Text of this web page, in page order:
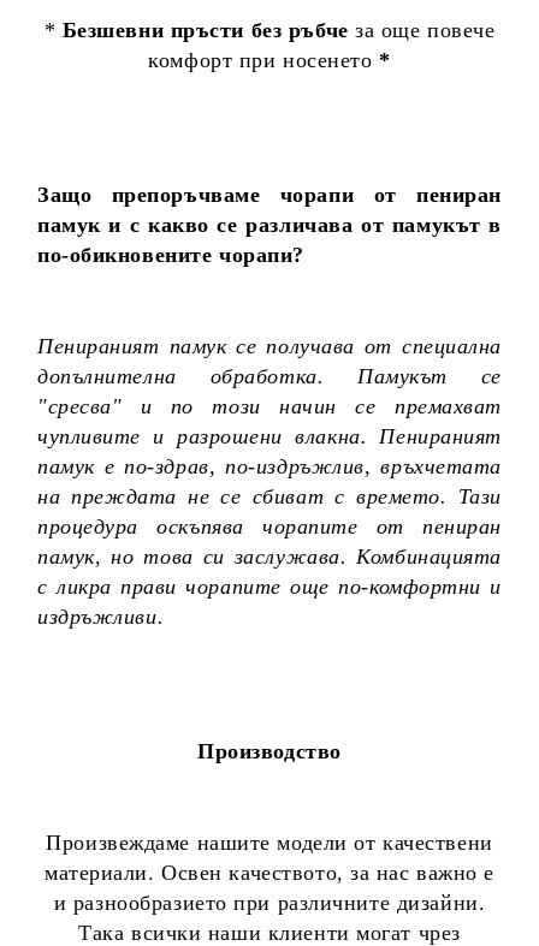
* Безшевни пръсти без ръбчеза още повече
комфорт при носенето *
Защо препоръчваме чорапи от пениран
памук и с какво се различава от памукът в
по-обикновените чорапи?
Пенираният памук се получава от специална
допълнителна обработка. Памукът се
"сресва" и по този начин се премахват
чупливите и разрошени влакна. Пенираният
памук е по-здрав, по-издръжлив, връхчетата
на преждата не се сбиват с времето. Тази
процедура оскъпява чорапите от пениран
памук, но това си заслужава. Комбинацията
с ликра прави чорапите още по-комфортни и
издръжливи.
Производство
Произвеждаме нашите модели от качествени
материали. Освен качеството, за нас важно е
и разнообразието при различните дизайни.
Така всички наши клиенти могат чрез